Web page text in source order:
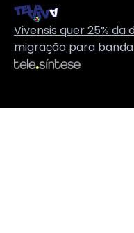
Vivensis quer 25%
migração para banda